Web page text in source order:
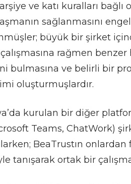
ve katı kuralları
sağlanmasını
büyük bir şirket
rağmen
bulmasına ve belirli bir
oluşturmuşlardır.
kurulan bir diğer
Teams, ChatWork)
BeaTrustın onlardan
tanışarak ortak bir